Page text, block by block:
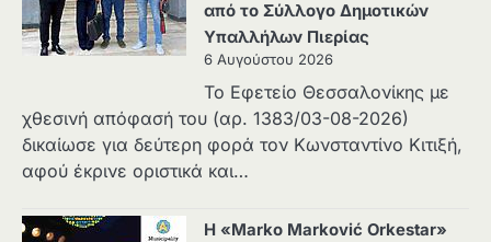
από το Σύλλογο Δημοτικών
Υπαλλήλων Πιερίας
6 Αυγούστου 2026
Το Εφετείο Θεσσαλονίκης με
χθεσινή απόφασή του (αρ. 1383/03-08-2026)
δικαίωσε για δεύτερη φορά τον Κωνσταντίνο Κιτιξή,
αφού έκρινε οριστικά και…
Η «Marko Marković Orkestar»